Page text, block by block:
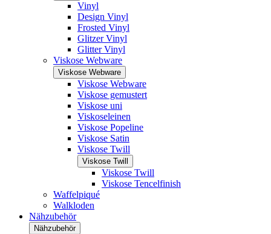
Vinyl
Design Vinyl
Frosted Vinyl
Glitzer Vinyl
Glitter Vinyl
Viskose Webware
Viskose Webware
Viskose Webware
Viskose gemustert
Viskose uni
Viskoseleinen
Viskose Popeline
Viskose Satin
Viskose Twill
Viskose Twill
Viskose Twill
Viskose Tencelfinish
Waffelpiqué
Walkloden
Nähzubehör
Nähzubehör